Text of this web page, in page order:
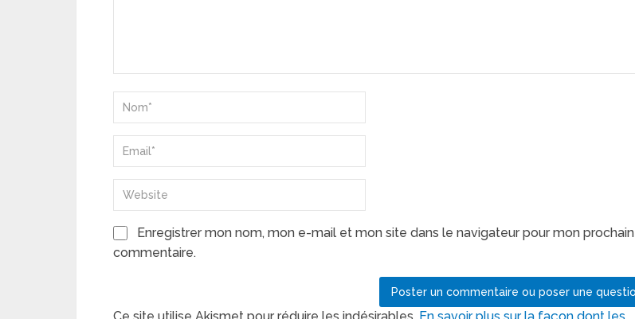
Enregistrer mon nom, mon e-mail et mon site dans le navigateur pour mon prochain
commentaire.
Ce site utilise Akismet pour réduire les indésirables. En savoir plus sur la façon dont les